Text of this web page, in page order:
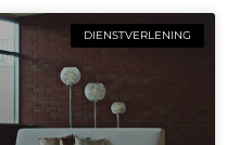
DIENSTVERLENING